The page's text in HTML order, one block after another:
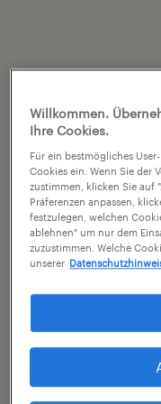
Willkommen.
Ihre Cookies.
Für ein bestmögliches
Cookies ein. Wenn Sie der
zustimmen, klicken Sie auf
Präferenzen anpassen,
festzulegen, welchen
ablehnen" um nur dem
zuzustimmen. Welche
unserer